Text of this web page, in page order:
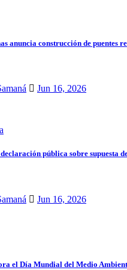
anuncia construcción de puentes
Jun 16, 2026
pública sobre supuesta
Jun 16, 2026
el Día Mundial del Medio